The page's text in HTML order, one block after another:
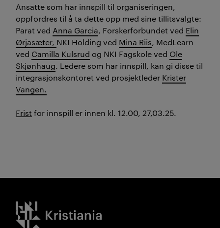
Ansatte som har innspill til organiseringen,
oppfordres til å ta dette opp med sine tillitsvalgte:
Parat ved Anna Garcia, Forskerforbundet ved Elin
Ørjasæter, NKI Holding ved Mina Riis, MedLearn
ved Camilla Kulsrud og NKI Fagskole ved Ole
Skjønhaug. Ledere som har innspill, kan gi disse til
integrasjonskontoret ved prosjektleder Krister
Vangen.
Frist for innspill er innen kl. 12.00, 27,03.25.
Kristiania logo